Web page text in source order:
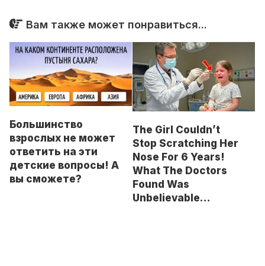
Вам также может понравиться...
Большинство
взрослых не может
ответить на эти
детские вопросы! А
вы сможете?
The Girl Couldn’t
Stop Scratching Her
Nose For 6 Years!
What The Doctors
Found Was
Unbelievable…